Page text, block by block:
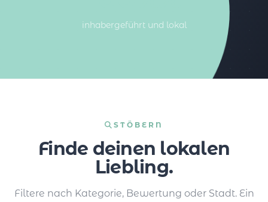
inhabergeführt und lokal
STÖBERN
Finde deinen lokalen
Liebling.
Filtere nach Kategorie, Bewertung oder Stadt. Ein